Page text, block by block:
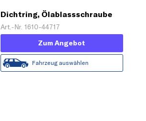
Dichtring, Ölablassschraube
Art.-Nr. 1610-44717
Zum Angebot
Fahrzeug auswählen